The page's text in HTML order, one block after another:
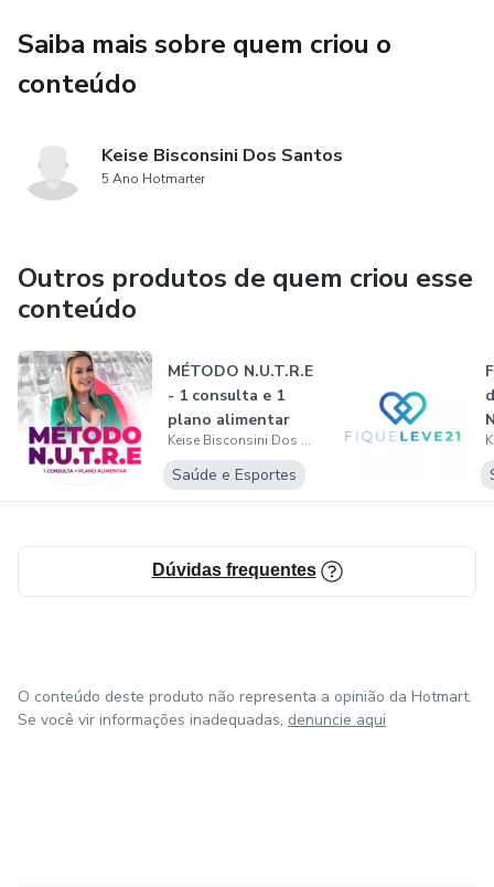
Saiba mais sobre quem criou o
conteúdo
Keise Bisconsini Dos Santos
5 Ano Hotmarter
Outros produtos de quem criou esse
conteúdo
MÉTODO N.U.T.R.E
- 1 consulta e 1
plano alimentar
Dra Keise.
Keise Bisconsini Dos Santos
Saúde e Esportes
Dúvidas frequentes
O conteúdo deste produto não representa a opinião da Hotmart.
Se você vir informações inadequadas, denuncie aqui